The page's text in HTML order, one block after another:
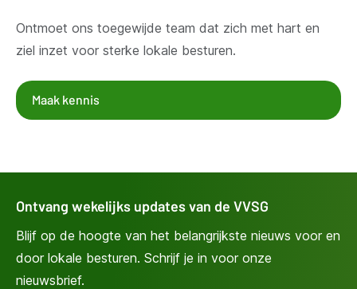
Ontmoet ons toegewijde team dat zich met hart en
ziel inzet voor sterke lokale besturen.
Maak kennis
Ontvang wekelijks updates van de VVSG
Blijf op de hoogte van het belangrijkste nieuws voor en
door lokale besturen. Schrijf je in voor onze
nieuwsbrief.